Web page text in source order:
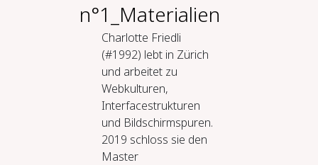
n°1_Materialien
Charlotte Friedli
(#1992) lebt in Zürich
und arbeitet zu
Webkulturen,
Interfacestrukturen
und Bildschirmspuren.
2019 schloss sie den
Master